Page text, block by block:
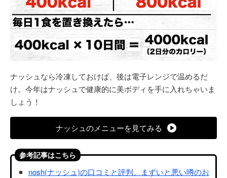
ナッシュなら冷凍しておけば、後は電子レンジで温めるだ
け。今年はナッシュで健康的に美ボディを手に入れちゃいま
しょう！
ナッシュのメニューを見てみる
参考記事はこちら
nosh(ナッシュ)の口コミと評判。まずいと悪い噂のお